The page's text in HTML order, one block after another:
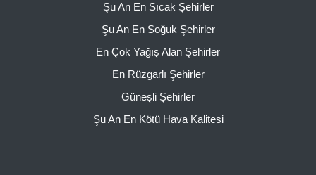
Şu An En Sıcak Şehirler
Şu An En Soğuk Şehirler
En Çok Yağış Alan Şehirler
En Rüzgarlı Şehirler
Güneşli Şehirler
Şu An En Kötü Hava Kalitesi